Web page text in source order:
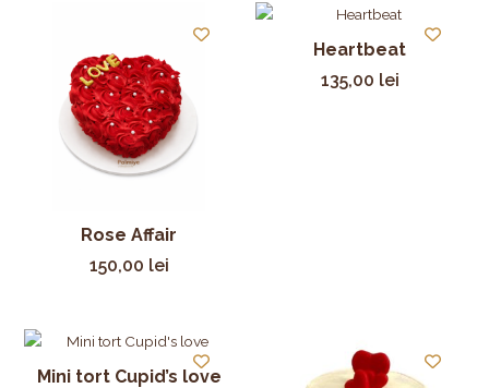
Rose Affair
150,00 lei
Heartbeat
135,00 lei
Mini tort Cupid’s love